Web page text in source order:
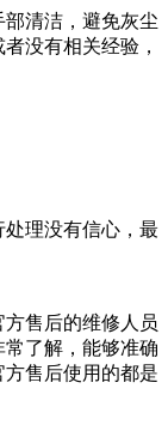
清洁，避免灰尘
没有相关经验，
理没有信心，最
售后的维修人员
了解，能够准确
售后使用的都是